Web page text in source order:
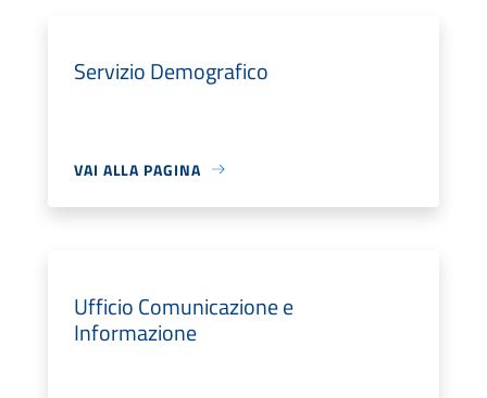
Servizio Demografico
VAI ALLA PAGINA
Ufficio Comunicazione e
Informazione